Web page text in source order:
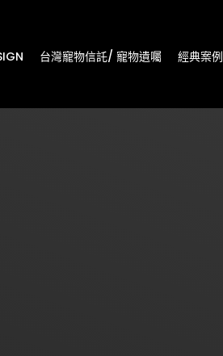
台灣寵物信託/ 寵物遺囑 經典案例